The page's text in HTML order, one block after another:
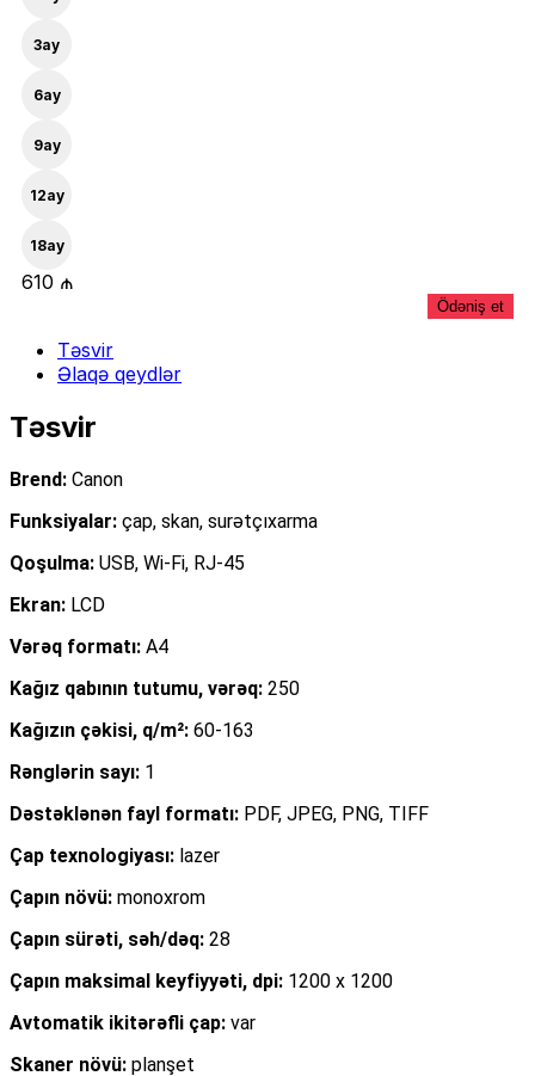
3ay
6ay
9ay
12ay
18ay
610 ₼
Ödəniş et
Təsvir
Əlaqə qeydlər
Təsvir
Brend: Canon
Funksiyalar: çap, skan, surətçıxarma
Qoşulma: USB, Wi-Fi, RJ-45
Ekran: LCD
Vərəq formatı: A4
Kağız qabının tutumu, vərəq: 250
Kağızın çəkisi, q/m²: 60-163
Rənglərin sayı: 1
Dəstəklənən fayl formatı: PDF, JPEG, PNG, TIFF
Çap texnologiyası: lazer
Çapın növü: monoxrom
Çapın sürəti, səh/dəq: 28
Çapın maksimal keyfiyyəti, dpi: 1200 x 1200
Avtomatik ikitərəfli çap: var
Skaner növü: planşet